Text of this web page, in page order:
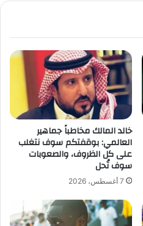
خالد المالك مخاطباً جماهير
العالمي: بوقفتكم سوف نتغلب
على كل الظروف، والصعوبات
سوف تُحل
7 أغسطس، 2026